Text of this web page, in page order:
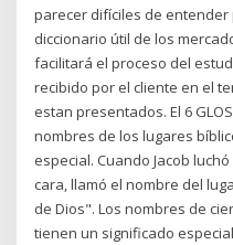
parecer difíciles de
diccionario útil de los
facilitará el proceso del
recibido por el cliente en el
estan presentados. El 6
nombres de los lugares
especial. Cuando Jacob
cara, llamó el nombre del
de Dios". Los nombres de
tienen un significado